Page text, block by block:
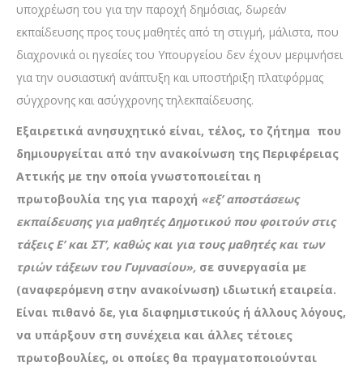
υποχρέωση του για την παροχή δημόσιας, δωρεάν
εκπαίδευσης προς τους μαθητές από τη στιγμή, μάλιστα, που
διαχρονικά οι ηγεσίες του Υπουργείου δεν έχουν μεριμνήσει
για την ουσιαστική ανάπτυξη και υποστήριξη πλατφόρμας
σύγχρονης και ασύγχρονης τηλεκπαίδευσης.
Εξαιρετικά ανησυχητικό είναι, τέλος, το ζήτημα που
δημιουργείται από την ανακοίνωση της Περιφέρειας
Αττικής με την οποία γνωστοποιείται η
πρωτοβουλία της για παροχή «εξ’ αποστάσεως
εκπαίδευσης για μαθητές Δημοτικού που φοιτούν στις
τάξεις Ε’ και ΣΤ’, καθώς και για τους μαθητές και των
τριών τάξεων του Γυμνασίου», σε συνεργασία με
(αναφερόμενη στην ανακοίνωση) ιδιωτική εταιρεία.
Είναι πιθανό δε, για διαφημιστικούς ή άλλους λόγους,
να υπάρξουν στη συνέχεια και άλλες τέτοιες
πρωτοβουλίες, οι οποίες θα πραγματοποιούνται